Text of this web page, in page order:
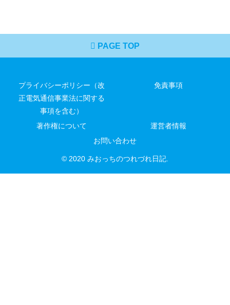
PAGE TOP
プライバシーポリシー（改
正電気通信事業法に関する
事項を含む）
免責事項
著作権について
運営者情報
お問い合わせ
© 2020 みおっちのつれづれ日記.